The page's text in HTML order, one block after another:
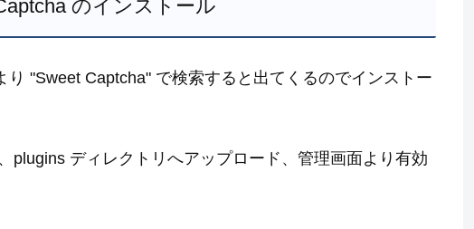
のインストール
"Sweet Captcha" で検索すると出てくるのでインストー
plugins ディレクトリへアップロード、管理画面より有効